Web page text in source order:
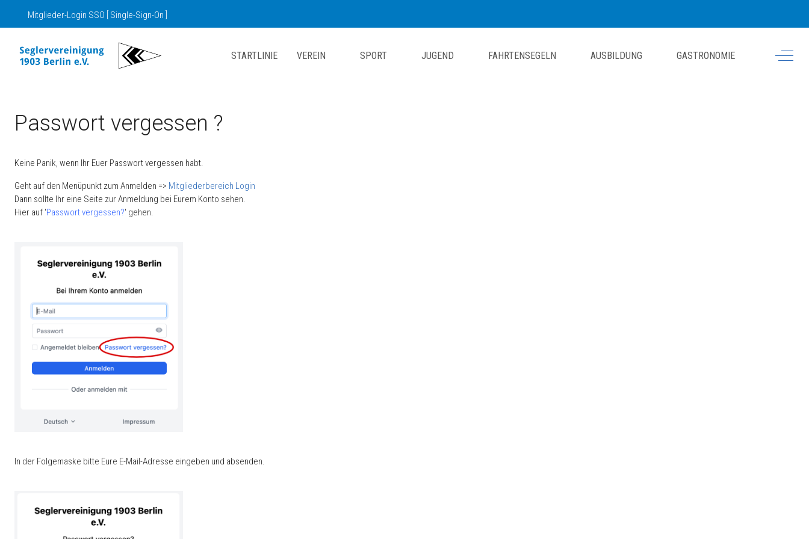
Mitglieder-Login SSO [ Single-Sign-On ]
STARTLINIE VEREIN SPORT JUGEND FAHRTENSEGELN AUSBILDUNG GASTRONOMIE Off-
Passwort vergessen ?
Keine Panik, wenn Ihr Euer Passwort vergessen habt.
Geht auf den Menüpunkt zum Anmelden => Mitgliederbereich Login
Dann sollte Ihr eine Seite zur Anmeldung bei Eurem Konto sehen.
Hier auf 'Passwort vergessen?' gehen.
In der Folgemaske bitte Eure E-Mail-Adresse eingeben und absenden.